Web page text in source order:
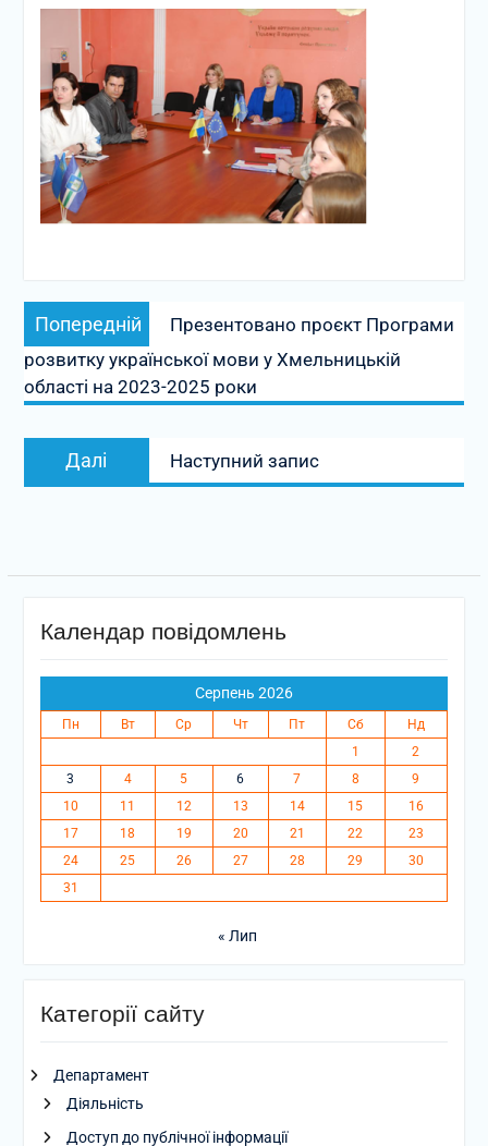
Навігація
записів
Попередній
запис:
Презентовано проєкт Програми
розвитку української мови у Хмельницькій
області на 2023-2025 роки
Далі
запис:
Наступний запис
Календар повідомлень
Серпень 2026
Пн Вт Ср Чт Пт Сб
Нд
1
2
3
4 5 6 7 8
9
10
11 12 13 14 15
16
17
18 19 20 21 22
23
24
25 26 27 28 29
30
31
« Лип
Категорії сайту
Департамент
Діяльність
Доступ до публічної інформації